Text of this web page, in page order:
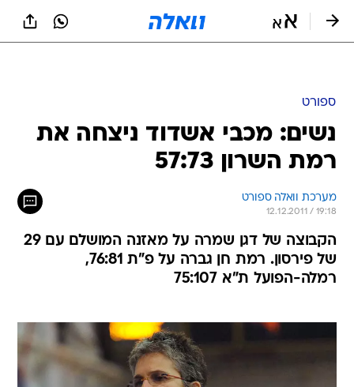
ספורט
נשים: מכבי אשדוד ניצחה את
רמת השרון 57:73
מערכת וואלה ספורט
12.12.2011 / 19:18
הקבוצה של דגן שמרה על מאזנה המושלם עם 29
של פירסון. רמת חן גברה על פ"ת 76:81,
רמלה-הפועל ת"א 75:107